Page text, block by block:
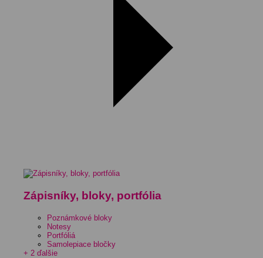
Zápisníky, bloky, portfólia
Poznámkové bloky
Notesy
Portfóliá
Samolepiace bločky
+ 2 ďalšie